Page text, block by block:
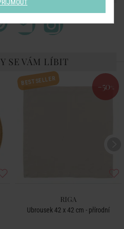
SE VÁM LÍBIT
BESTSELLER -50%
RIGA
Ubrousek 42 x 42 cm - přírodní